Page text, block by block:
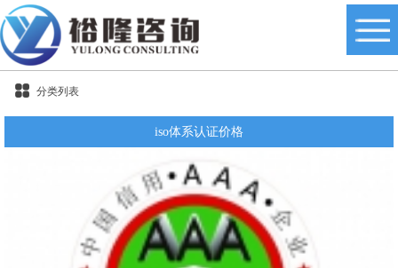
分类列表
iso体系认证价格